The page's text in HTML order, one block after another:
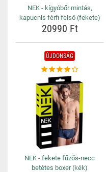
NEK - kígyóbőr mintás,
kapucnis férfi felső (fekete)
20990 Ft
ÚJDONSÁG
NEK - fekete fűzős-necc
betétes boxer (kék)